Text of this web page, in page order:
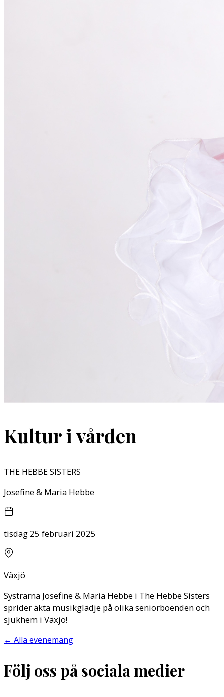
Kultur i vården
THE HEBBE SISTERS
Josefine & Maria Hebbe
tisdag 25 februari 2025
Växjö
Systrarna Josefine & Maria Hebbe i The Hebbe Sisters
sprider äkta musikglädje på olika seniorboenden och
sjukhem i Växjö!
← Alla evenemang
Följ oss på sociala medier